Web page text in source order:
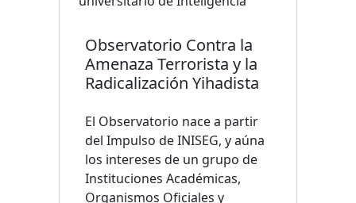
Observatorio Contra la
Amenaza Terrorista y la
Radicalización Yihadista
El Observatorio nace a partir
del Impulso de INISEG, y aúna
los intereses de un grupo de
Instituciones Académicas,
Organismos Oficiales y